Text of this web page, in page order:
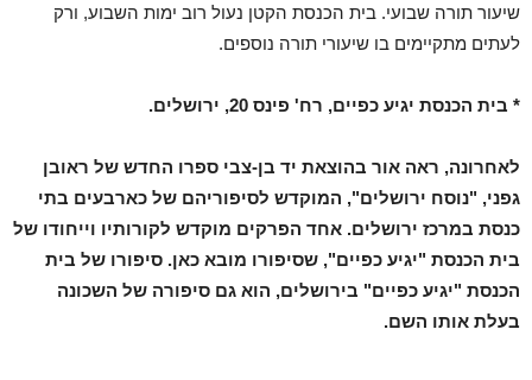
שיעור תורה שבועי. בית הכנסת הקטן נעול רוב ימות השבוע, ורק
לעתים מתקיימים בו שיעורי תורה נוספים.
* בית הכנסת יגיע כפיים, רח' פינס 20, ירושלים.
לאחרונה, ראה אור בהוצאת יד בן-צבי ספרו החדש של ראובן
גפני, "נוסח ירושלים", המוקדש לסיפוריהם של כארבעים בתי
כנסת במרכז ירושלים. אחד הפרקים מוקדש לקורותיו וייחודו של
בית הכנסת "יגיע כפיים", שסיפורו מובא כאן. סיפורו של בית
הכנסת "יגיע כפיים" בירושלים, הוא גם סיפורה של השכונה
בעלת אותו השם.